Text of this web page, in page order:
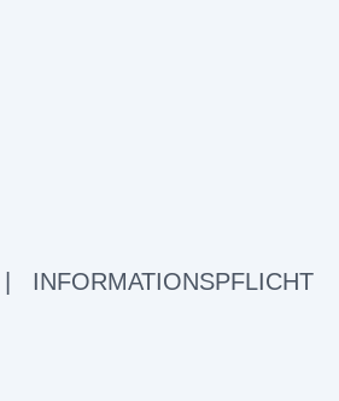
INFORMATIONSPFLICHT